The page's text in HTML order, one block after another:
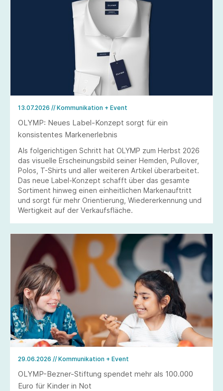
13.07.2026 // Kommunikation + Event
OLYMP: Neues Label-Konzept sorgt für ein
konsistentes Markenerlebnis
Als folgerichtigen Schritt hat OLYMP zum Herbst 2026
das visuelle Erscheinungsbild seiner Hemden, Pullover,
Polos, T-Shirts und aller weiteren Artikel überarbeitet.
Das neue Label-Konzept schafft über das gesamte
Sortiment hinweg einen einheitlichen Markenauftritt
und sorgt für mehr Orientierung, Wiedererkennung und
Wertigkeit auf der Verkaufsfläche.
29.06.2026 // Kommunikation + Event
OLYMP-Bezner-Stiftung spendet mehr als 100.000
Euro für Kinder in Not